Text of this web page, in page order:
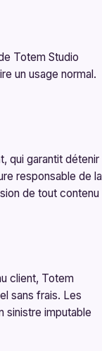
Totem Studio
un usage normal.
qui garantit détenir
responsable de la
de tout contenu
client, Totem
sans frais. Les
sinistre imputable